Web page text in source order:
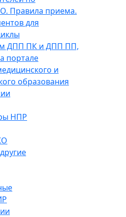
Правила приема.
для
ДПП ПК и ДПП ПП,
портале
и
образования
НПР